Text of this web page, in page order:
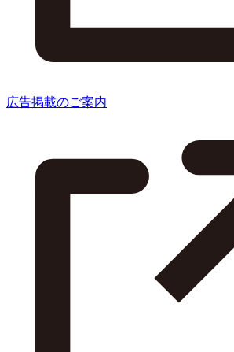
広告掲載のご案内